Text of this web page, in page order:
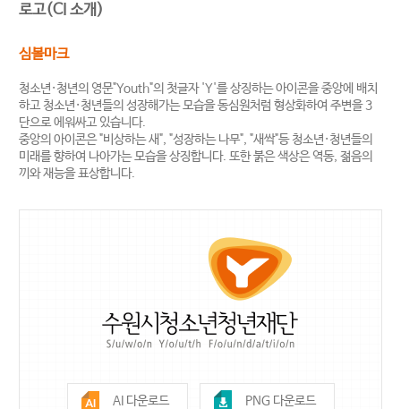
로고(CI 소개)
심볼마크
청소년·청년의 영문"Youth"의 첫글자 'Y'를 상징하는 아이콘을 중앙에 배치
하고 청소년·청년들의 성장해가는 모습을 동심원처럼 형상화하여 주변을 3
단으로 에워싸고 있습니다.
중앙의 아이콘은 "비상하는 새", "성장하는 나무", "새싹"등 청소년·청년들의
미래를 향하여 나아가는 모습을 상징합니다. 또한 붉은 색상은 역동, 젊음의
끼와 재능을 표상합니다.
AI 다운로드 PNG 다운로드